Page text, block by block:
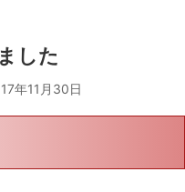
した
年11月30日